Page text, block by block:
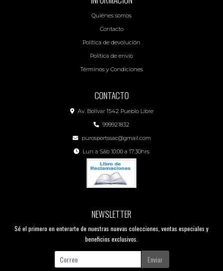
Quiénes somos
Contacto
Política de devolución
Política de envío
Términos y Condiciones
CONTACTO
Av. Bolívar 1542 Pueblo Libre
999921832
purosportssac@gmail.com
Lun a Sáb 10:00 a 17:30hrs
NEWSLETTER
Sé el primero en enterarte de nuestras nuevas colecciones, ventas especiales y
beneficios exclusivos.
Enviar